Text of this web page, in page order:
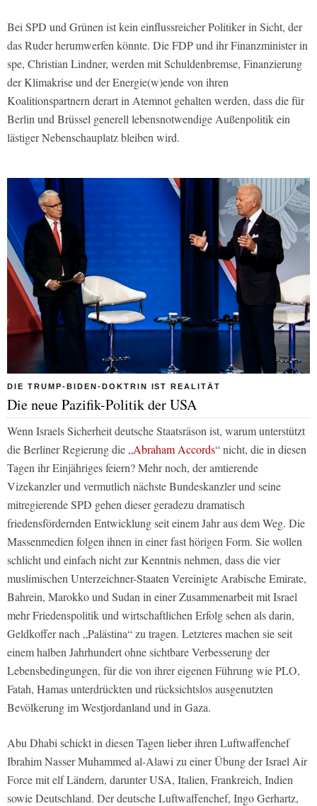
Bei SPD und Grünen ist kein einflussreicher Politiker in Sicht, der
das Ruder herumwerfen könnte. Die FDP und ihr Finanzminister in
spe, Christian Lindner, werden mit Schuldenbremse, Finanzierung
der Klimakrise und der Energie(w)ende von ihren
Koalitionspartnern derart in Atemnot gehalten werden, dass die für
Berlin und Brüssel generell lebensnotwendige Außenpolitik ein
lästiger Nebenschauplatz bleiben wird.
DIE TRUMP-BIDEN-DOKTRIN IST REALITÄT
Die neue Pazifik-Politik der USA
Wenn Israels Sicherheit deutsche Staatsräson ist, warum unterstützt
die Berliner Regierung die „Abraham Accords“ nicht, die in diesen
Tagen ihr Einjähriges feiern? Mehr noch, der amtierende
Vizekanzler und vermutlich nächste Bundeskanzler und seine
mitregierende SPD gehen dieser geradezu dramatisch
friedensfördernden Entwicklung seit einem Jahr aus dem Weg. Die
Massenmedien folgen ihnen in einer fast hörigen Form. Sie wollen
schlicht und einfach nicht zur Kenntnis nehmen, dass die vier
muslimischen Unterzeichner-Staaten Vereinigte Arabische Emirate,
Bahrein, Marokko und Sudan in einer Zusammenarbeit mit Israel
mehr Friedenspolitik und wirtschaftlichen Erfolg sehen als darin,
Geldkoffer nach „Palästina“ zu tragen. Letzteres machen sie seit
einem halben Jahrhundert ohne sichtbare Verbesserung der
Lebensbedingungen, für die von ihrer eigenen Führung wie PLO,
Fatah, Hamas unterdrückten und rücksichtslos ausgenutzten
Bevölkerung im Westjordanland und in Gaza.
Abu Dhabi schickt in diesen Tagen lieber ihren Luftwaffenchef
Ibrahim Nasser Muhammed al-Alawi zu einer Übung der Israel Air
Force mit elf Ländern, darunter USA, Italien, Frankreich, Indien
sowie Deutschland. Der deutsche Luftwaffenchef, Ingo Gerhartz,